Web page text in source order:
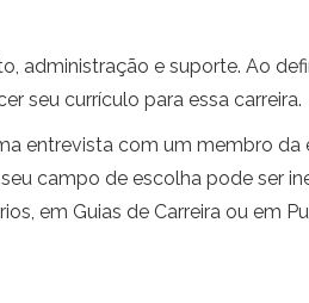
administração e suporte. Ao
seu currículo para essa carreira.
entrevista com um membro
campo de escolha pode ser
em Guias de Carreira ou em